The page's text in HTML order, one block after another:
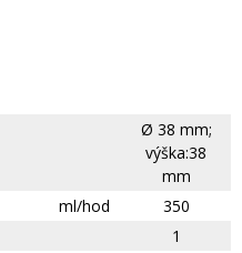
Ø 38 mm;
výška:38
mm
ml/hod
350
1